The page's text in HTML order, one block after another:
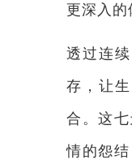
更深入的
透过连
存，让
合。这
情的怨